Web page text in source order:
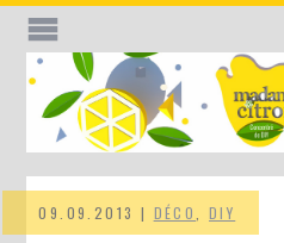
09.09.2013 | DÉCO ,DIY